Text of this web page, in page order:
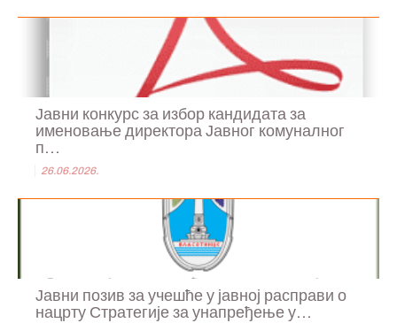
Јавни конкурс за избор кандидата за
именовање директора Јавног комуналног
п...
26.06.2026.
Јавни позив за учешће у јавној расправи о
нацрту Стратегије за унапређење у...